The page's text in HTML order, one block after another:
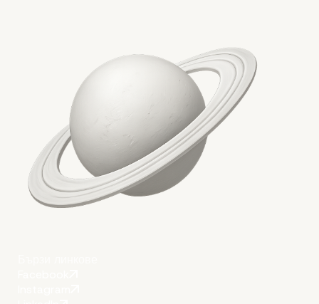
Още по темата